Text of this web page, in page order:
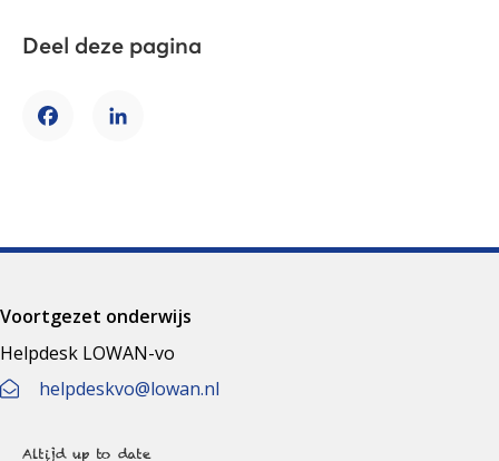
Deel deze pagina
FacebookLinkedIn
Voortgezet onderwijs
Helpdesk LOWAN-vo
helpdeskvo@lowan.nl
Altijd up to date